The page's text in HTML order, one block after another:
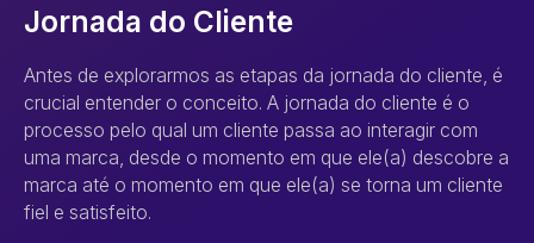
Jornada do Cliente
Antes de explorarmos as etapas da jornada do cliente, é
crucial entender o conceito. A jornada do cliente é o
processo pelo qual um cliente passa ao interagir com
uma marca, desde o momento em que ele(a) descobre a
marca até o momento em que ele(a) se torna um cliente
fiel e satisfeito.